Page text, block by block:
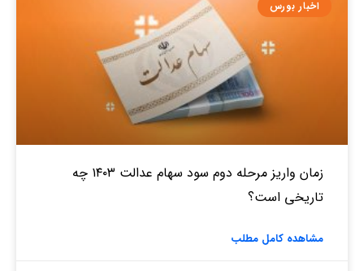
اخبار بورس
زمان واریز مرحله دوم سود سهام عدالت ۱۴۰۳ چه
تاریخی است؟
مشاهده کامل مطلب